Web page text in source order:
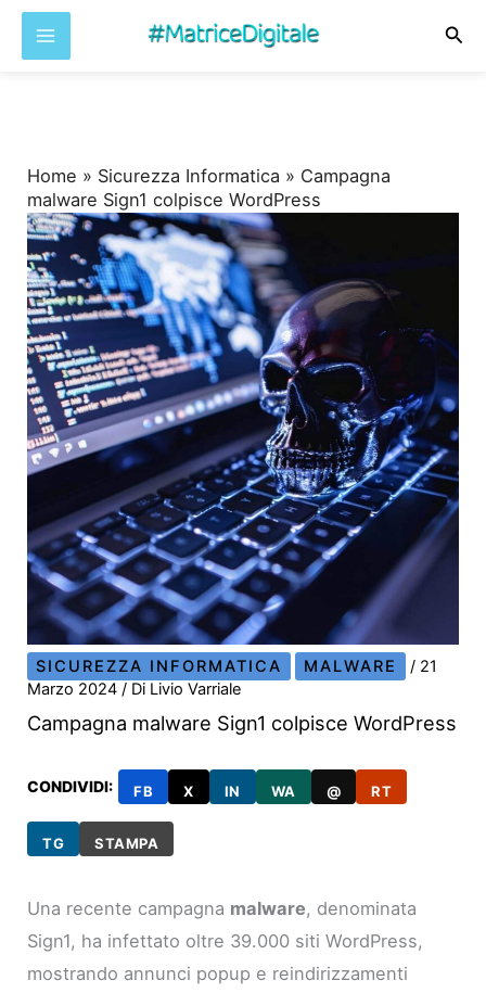
Home » Sicurezza Informatica » Campagna
malware Sign1 colpisce WordPress
SICUREZZA INFORMATICA MALWARE / 21
Marzo 2024/ Di Livio Varriale
Campagna malware Sign1 colpisce WordPress
CONDIVIDI: FB X IN WA @ RT
TG STAMPA
Una recente campagna malware, denominata
Sign1, ha infettato oltre 39.000 siti WordPress,
mostrando annunci popup e reindirizzamenti